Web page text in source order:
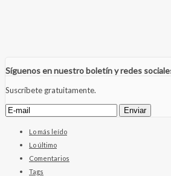
Síguenos en nuestro boletín y redes
Suscríbete gratuitamente.
Lo más leído
Lo último
Comentarios
Tags